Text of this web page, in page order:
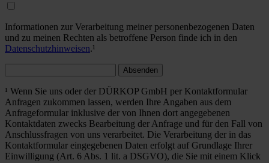
Informationen zur Verarbeitung meiner personenbezogenen Daten
und zu meinen Rechten als betroffene Person finde ich in den
Datenschutzhinweisen.¹
Absenden
¹ Wenn Sie uns oder der DÜRKOP GmbH per Kontaktformular
Anfragen zukommen lassen, werden Ihre Angaben aus dem
Anfrageformular inklusive der von Ihnen dort angegebenen
Kontaktdaten zwecks Bearbeitung der Anfrage und für den Fall von
Anschlussfragen von uns verarbeitet. Die Verarbeitung der in das
Kontaktformular eingegebenen Daten erfolgt auf Grundlage Ihrer
Einwilligung (Art. 6 Abs. 1 lit. a DSGVO), die Sie mit einem Klick